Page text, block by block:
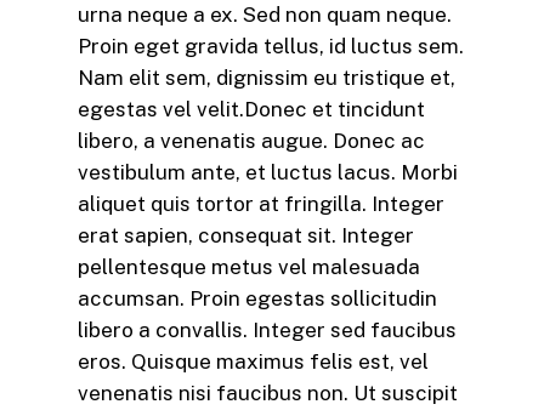
urna neque a ex. Sed non quam neque.
Proin eget gravida tellus, id luctus sem.
Nam elit sem, dignissim eu tristique et,
egestas vel velit.Donec et tincidunt
libero, a venenatis augue. Donec ac
vestibulum ante, et luctus lacus. Morbi
aliquet quis tortor at fringilla. Integer
erat sapien, consequat sit. Integer
pellentesque metus vel malesuada
accumsan. Proin egestas sollicitudin
libero a convallis. Integer sed faucibus
eros. Quisque maximus felis est, vel
venenatis nisi faucibus non. Ut suscipit